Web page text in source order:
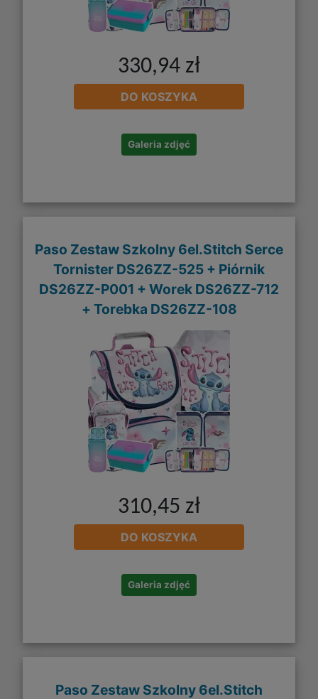
330,94 zł
DO KOSZYKA
Galeria zdjęć
Paso Zestaw Szkolny 6el.Stitch Serce
Tornister DS26ZZ-525 + Piórnik
DS26ZZ-P001 + Worek DS26ZZ-712
+ Torebka DS26ZZ-108
310,45 zł
DO KOSZYKA
Galeria zdjęć
Paso Zestaw Szkolny 6el.Stitch